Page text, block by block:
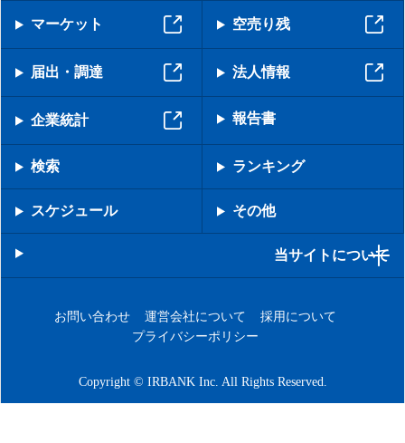
マーケット 空売り残
届出・調達 法人情報
企業統計 報告書
検索 ランキング
スケジュール その他
当サイトについて
お問い合わせ 運営会社について
採用について
プライバシーポリシー
Copyright © IRBANK Inc. All Rights Reserved.